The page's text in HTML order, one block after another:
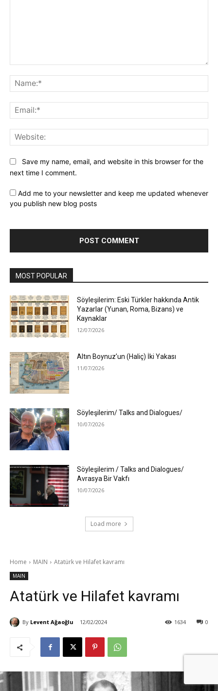
Save my name, email, and website in this browser for the
next time I comment.
Add me to your newsletter and keep me updated whenever
you publish new blog posts
MOST POPULAR
Söyleşilerim: Eski Türkler hakkında Antik
Yazarlar (Yunan, Roma, Bizans) ve
Kaynaklar
12/07/2026
Altın Boynuz’un (Haliç) İki Yakası
11/07/2026
Söyleşilerim/ Talks and Dialogues/
10/07/2026
Söyleşilerim / Talks and Dialogues/
Avrasya Bir Vakfı
10/07/2026
Load more